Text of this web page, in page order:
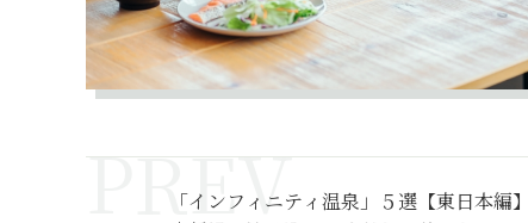
「インフィニティ温泉」５選【東日本編】